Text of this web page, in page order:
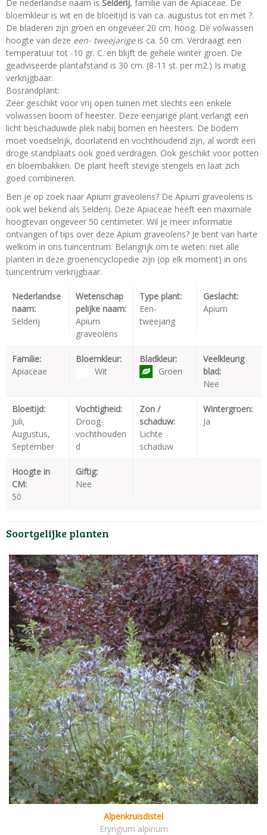
De nederlandse naam is Selderij, familie van de Apiaceae. De
bloemkleur is wit en de bloeitijd is van ca. augustus tot en met ?.
De bladeren zijn groen en ongeveer 20 cm. hoog. De volwassen
hoogte van deze een- tweejarigeis ca. 50 cm. Verdraagt een
temperatuur tot -10 gr. C. en blijft de gehele winter groen. De
geadviseerde plantafstand is 30 cm. (8-11 st. per m2.) Is matig
verkrijgbaar.
Bosrandplant:
Zeer geschikt voor vrij open tuinen met slechts een enkele
volwassen boom of heester. Deze eenjarige plant verlangt een
licht beschaduwde plek nabij bomen en heesters. De bodem
moet voedselrijk, doorlatend en vochthoudend zijn, al wordt een
droge standplaats ook goed verdragen. Ook geschikt voor potten
en bloembakken. De plant heeft stevige stengels en laat zich
goed combineren.
Ben je op zoek naar Apium graveolens? De Apium graveolens is
ook wel bekend als Selderij. Deze Apiaceae heeft een maximale
hoogtevan ongeveer 50 centimeter. Wil je meer informatie
ontvangen of tips over deze Apium graveolens? Je bent van harte
welkom in ons tuincentrum. Belangrijk om te weten: niet alle
planten in deze groenencyclopedie zijn (op elk moment) in ons
tuincentrum verkrijgbaar.
Nederlandse
naam:
Selderij
Wetenschap
pelijke naam:
Apium
graveolens
Type plant:
Een-
tweejarig
Geslacht:
Apium
Familie:
Apiaceae
Bloemkleur:
Wit
Bladkleur:
Groen
Veelkleurig
blad:
Nee
Bloeitijd:
Juli,
Augustus,
September
Vochtigheid:
Droog-
vochthouden
d
Zon /
schaduw:
Lichte
schaduw
Wintergroen:
Ja
Hoogte in
CM:
50
Giftig:
Nee
Soortgelijke planten
Alpenkruisdistel
Eryngium alpinum